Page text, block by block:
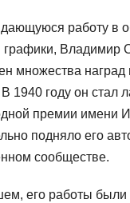
работу в
графики, Владимир
множества наград
1940 году он стал
премии имени
подняло его
сообществе.
его работы были